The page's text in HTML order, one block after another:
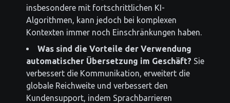
insbesondere mit fortschrittlichen KI-
Algorithmen, kann jedoch bei komplexen
Kontexten immer noch Einschränkungen haben.
Was sind die Vorteile der Verwendung
automatischer Übersetzung im Geschäft? Sie
verbessert die Kommunikation, erweitert die
globale Reichweite und verbessert den
Kundensupport, indem Sprachbarrieren